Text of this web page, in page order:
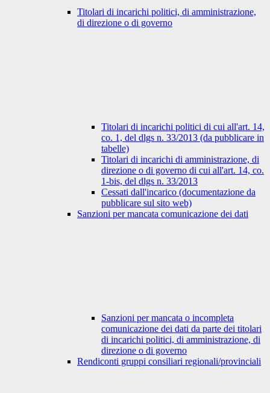
Titolari di incarichi politici, di amministrazione,
di direzione o di governo
Titolari di incarichi politici di cui all'art. 14,
co. 1, del dlgs n. 33/2013 (da pubblicare in
tabelle)
Titolari di incarichi di amministrazione, di
direzione o di governo di cui all'art. 14, co.
1-bis, del dlgs n. 33/2013
Cessati dall'incarico (documentazione da
pubblicare sul sito web)
Sanzioni per mancata comunicazione dei dati
Sanzioni per mancata o incompleta
comunicazione dei dati da parte dei titolari
di incarichi politici, di amministrazione, di
direzione o di governo
Rendiconti gruppi consiliari regionali/provinciali